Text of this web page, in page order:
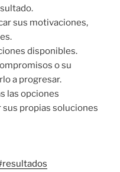
sus motivaciones,
disponibles.
o su
a progresar.
las opciones
propias soluciones